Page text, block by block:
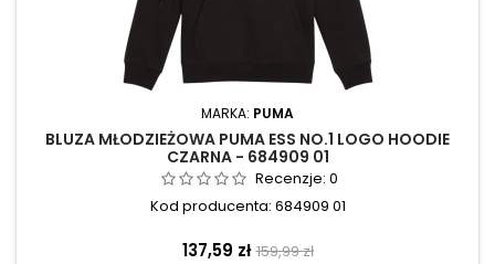
MARKA: PUMA
BLUZA MŁODZIEŻOWA PUMA ESS NO.1 LOGO HOODIE
CZARNA - 684909 01
Recenzje: 0
Kod producenta: 684909 01
Cena
137,59 zł Cena
159,99 zł